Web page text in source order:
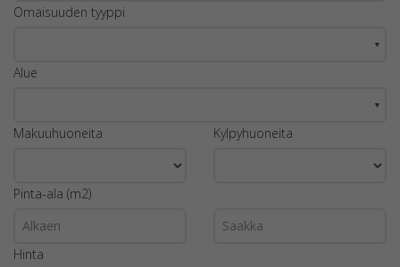
Omaisuuden tyyppi
▼
Alue
▼
Makuuhuoneita Kylpyhuoneita
Pinta-ala (m2)
Hinta